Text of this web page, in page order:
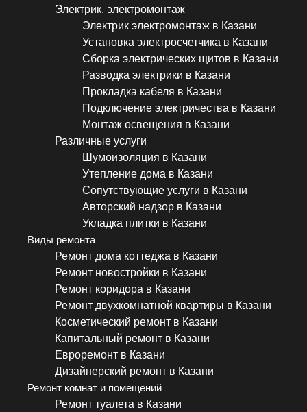
Электрик, электромонтаж
Электрик электромонтаж в Казани
Установка электросчетчика в Казани
Сборка электрических щитов в Казани
Разводка электрики в Казани
Прокладка кабеля в Казани
Подключение электричества в Казани
Монтаж освещения в Казани
Различные услуги
Шумоизоляция в Казани
Утепление дома в Казани
Сопутствующие услуги в Казани
Авторский надзор в Казани
Укладка плитки в Казани
Виды ремонта
Ремонт дома коттеджа в Казани
Ремонт новостройки в Казани
Ремонт коридора в Казани
Ремонт двухкомнатной квартиры в Казани
Косметический ремонт в Казани
Капитальный ремонт в Казани
Евроремонт в Казани
Дизайнерский ремонт в Казани
Ремонт комнат и помещений
Ремонт туалета в Казани